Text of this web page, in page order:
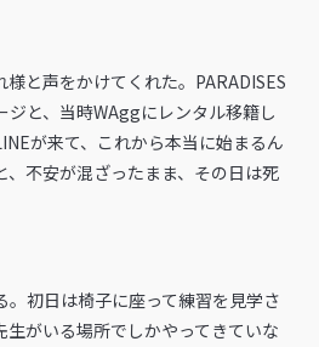
と声をかけてくれた。PARADISES
ジと、当時WAggにレンタル移籍し
が来て、これから本当に始まるん
、不安が混ざったまま、その日は死
初日は椅子に座って練習を見学さ
生がいる場所でしかやってきていな